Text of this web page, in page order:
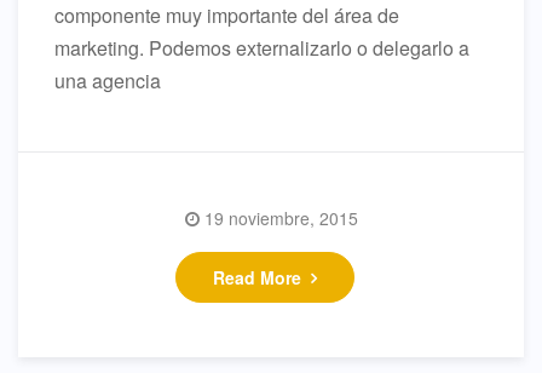
componente muy importante del área de
marketing. Podemos externalizarlo o delegarlo a
una agencia
Read More
19 noviembre, 2015
Cómo definir tus
públicos en Facebook